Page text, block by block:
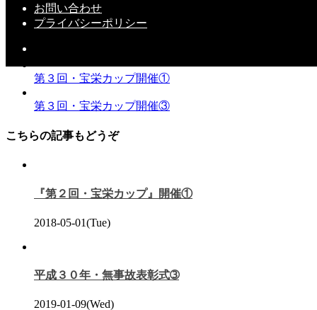
お問い合わせ
プライバシーポリシー
第３回・宝栄カップ開催①
第３回・宝栄カップ開催③
こちらの記事もどうぞ
『第２回・宝栄カップ』開催①
2018-05-01(Tue)
平成３０年・無事故表彰式➂
2019-01-09(Wed)